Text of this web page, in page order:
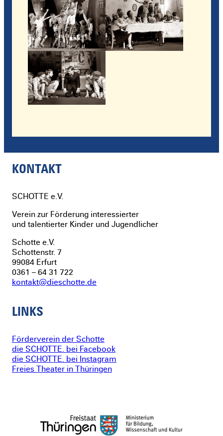
KONTAKT
SCHOTTE e.V.
Verein zur Förderung interessierter
und talentierter Kinder und Jugendlicher
Schotte e.V.
Schottenstr. 7
99084 Erfurt
0361 – 64 31 722
kontakt@dieschotte.de
LINKS
Förderverein der Schotte
die SCHOTTE. bei Facebook
die SCHOTTE. bei Instagram
Freies Theater in Thüringen